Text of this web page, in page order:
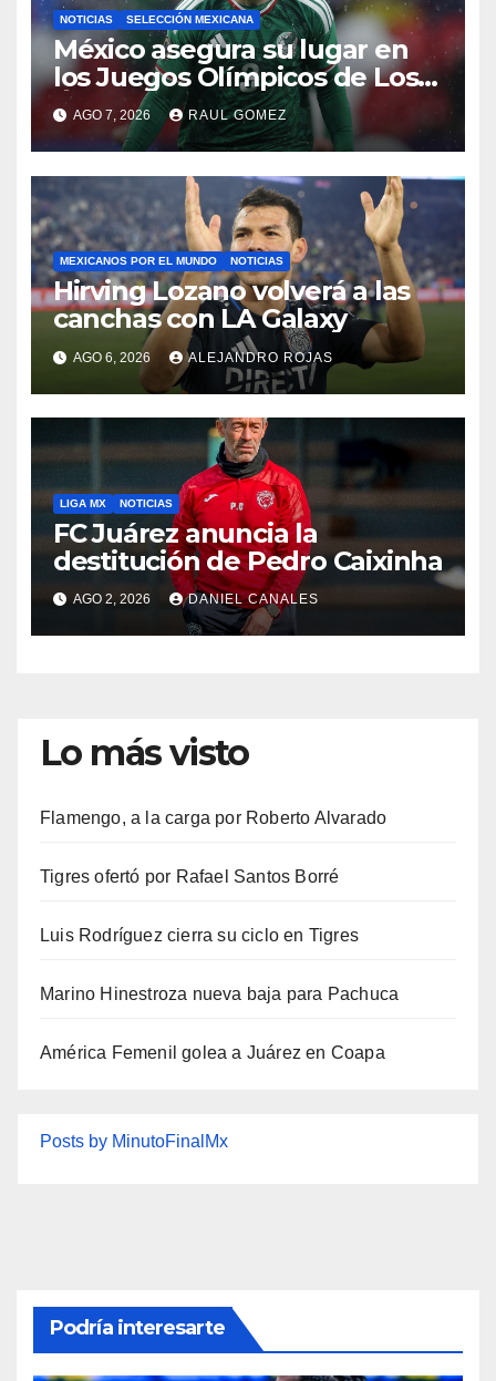
NOTICIAS SELECCIÓN MEXICANA
México asegura su lugar en
los Juegos Olímpicos de Los
Ángeles 2028
AGO 7, 2026 RAUL GOMEZ
MEXICANOS POR EL MUNDO NOTICIAS
Hirving Lozano volverá a las
canchas con LA Galaxy
AGO 6, 2026 ALEJANDRO ROJAS
LIGA MX NOTICIAS
FC Juárez anuncia la
destitución de Pedro Caixinha
AGO 2, 2026 DANIEL CANALES
Lo más visto
Flamengo, a la carga por Roberto Alvarado
Tigres ofertó por Rafael Santos Borré
Luis Rodríguez cierra su ciclo en Tigres
Marino Hinestroza nueva baja para Pachuca
América Femenil golea a Juárez en Coapa
Posts by MinutoFinalMx
Podría interesarte